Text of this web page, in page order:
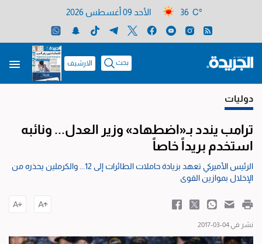
36 C° الأحد 09 أغسطس 2026
بحث الارشيف
دوليات
ترامب يندد بـ«اضطهاد» وزير العدل... ونائبه
استخدم بريداً خاصاً
الرئيس الأميركي تعهد بزيادة حاملات الطائرات إلى 12... والكرملين يحذره من
الإخلال بموازين القوى
نشر في 04-03-2017